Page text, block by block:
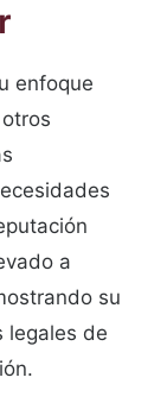
enfoque
a
su
legales de